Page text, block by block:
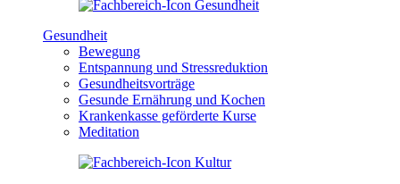
Gesundheit
Bewegung
Entspannung und Stressreduktion
Gesundheitsvorträge
Gesunde Ernährung und Kochen
Krankenkasse geförderte Kurse
Meditation